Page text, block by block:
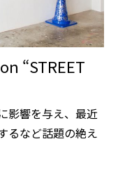
“STREET
影響を与え、最近
るなど話題の絶え